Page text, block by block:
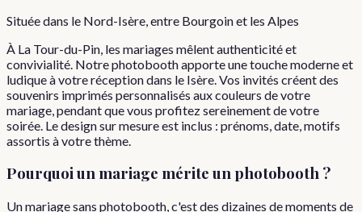
Située dans le Nord-Isère, entre Bourgoin et les Alpes
À La Tour-du-Pin, les mariages mêlent authenticité et
convivialité. Notre photobooth apporte une touche moderne et
ludique à votre réception dans le Isère. Vos invités créent des
souvenirs imprimés personnalisés aux couleurs de votre
mariage, pendant que vous profitez sereinement de votre
soirée. Le design sur mesure est inclus : prénoms, date, motifs
assortis à votre thème.
Pourquoiun mariage mérite un photobooth ?
Un mariage sans photobooth, c'est des dizaines de moments de